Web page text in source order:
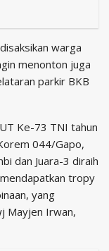
warga
menonton juga
parkir BKB
Ke-73 TNI tahun
044/Gapo,
dan Juara-3 diraih
tropy
yang
Mayjen Irwan,